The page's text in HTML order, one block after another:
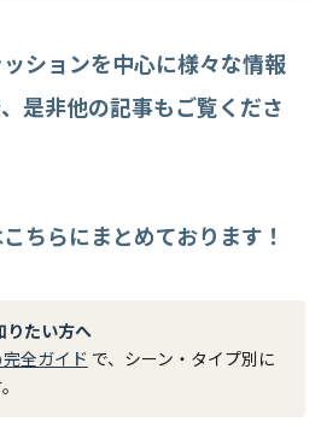
ションを中心に様々な情報
是非他の記事もご覧くださ
ちらにまとめております！
たい方へ
全ガイド で、シーン・タイプ別に